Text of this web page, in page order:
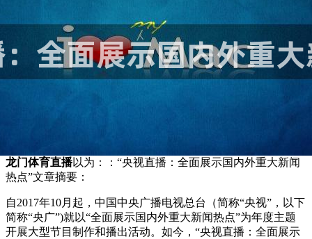
龙门体育直播以为：：“央视直播：全面展示国内外重大新闻
热点”文章摘要：
自2017年10月起，中国中央广播电视总台（简称“央视”，以下
简称“央广”)就以“全面展示国内外重大新闻热点”为年度主题
开展大型节目制作和播出活动。如今，“央视直播：全面展示